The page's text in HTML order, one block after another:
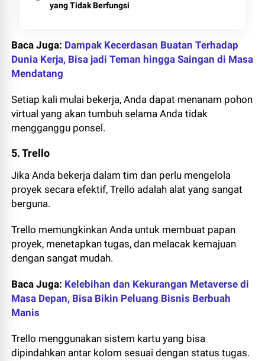
yang Tidak Berfungsi
Baca Juga: Dampak Kecerdasan Buatan Terhadap
Dunia Kerja, Bisa jadi Teman hingga Saingan di Masa
Mendatang
Setiap kali mulai bekerja, Anda dapat menanam pohon
virtual yang akan tumbuh selama Anda tidak
mengganggu ponsel.
5. Trello
Jika Anda bekerja dalam tim dan perlu mengelola
proyek secara efektif, Trello adalah alat yang sangat
berguna.
Trello memungkinkan Anda untuk membuat papan
proyek, menetapkan tugas, dan melacak kemajuan
dengan sangat mudah.
Baca Juga: Kelebihan dan Kekurangan Metaverse di
Masa Depan, Bisa Bikin Peluang Bisnis Berbuah
Manis
Trello menggunakan sistem kartu yang bisa
dipindahkan antar kolom sesuai dengan status tugas.